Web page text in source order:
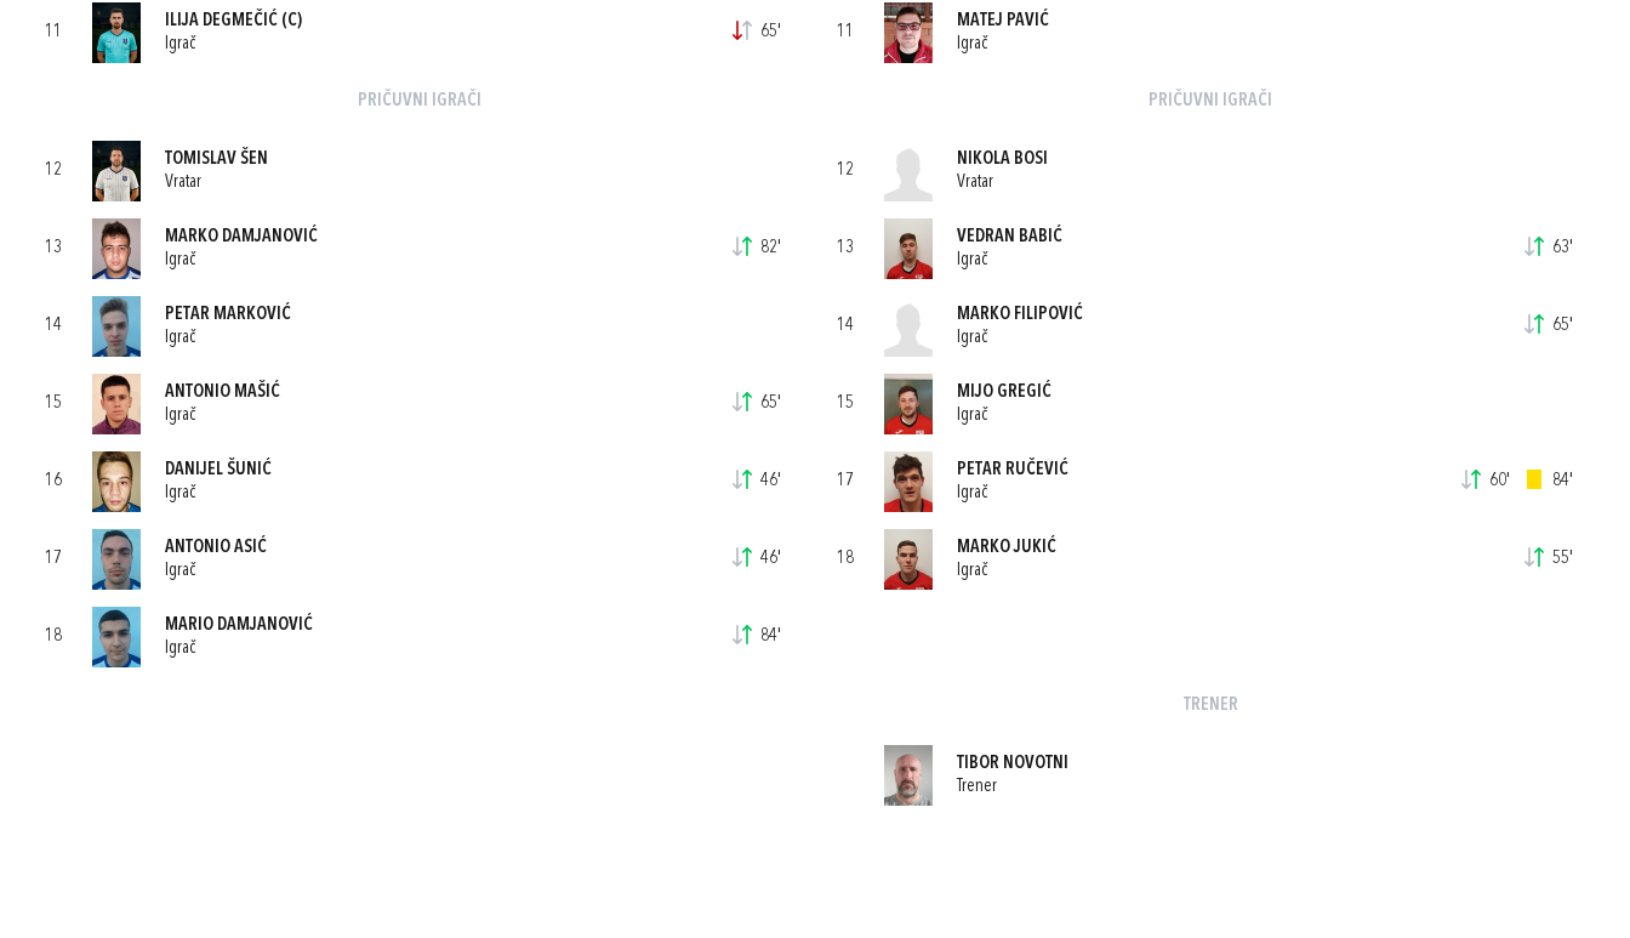
11
ILIJA DEGMEČIĆ (C)
Igrač
65'
PRIČUVNI IGRAČI
12
TOMISLAV ŠEN
Vratar
13
MARKO DAMJANOVIĆ
Igrač
82'
14
PETAR MARKOVIĆ
Igrač
15
ANTONIO MAŠIĆ
Igrač
65'
16
DANIJEL ŠUNIĆ
Igrač
46'
17
ANTONIO ASIĆ
Igrač
46'
18
MARIO DAMJANOVIĆ
Igrač
84'
11
MATEJ PAVIĆ
Igrač
PRIČUVNI IGRAČI
12
NIKOLA BOSI
Vratar
13
VEDRAN BABIĆ
Igrač
63'
14
MARKO FILIPOVIĆ
Igrač
65'
15
MIJO GREGIĆ
Igrač
17
PETAR RUČEVIĆ
Igrač
60' 84'
18
MARKO JUKIĆ
Igrač
55'
TRENER
TIBOR NOVOTNI
Trener